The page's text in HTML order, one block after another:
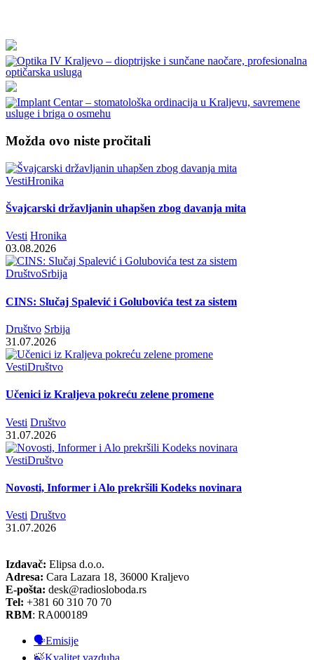
Možda ovo niste pročitali
VestiHronika
Švajcarski državljanin uhapšen zbog davanja mita
Vesti Hronika
03.08.2026
DruštvoSrbija
CINS: Slučaj Spalević i Golubovića test za sistem
Društvo Srbija
31.07.2026
VestiDruštvo
Učenici iz Kraljeva pokreću zelene promene
Vesti Društvo
31.07.2026
VestiDruštvo
Novosti, Informer i Alo prekršili Kodeks novinara
Vesti Društvo
31.07.2026
Izdavač: Elipsa d.o.o.
Adresa: Cara Lazara 18, 36000 Kraljevo
E-pošta: desk@radiosloboda.rs
Tel: +381 60 310 70 70
RBM: RA000189
🗣️Emisije
🍃Kvalitet vazduha